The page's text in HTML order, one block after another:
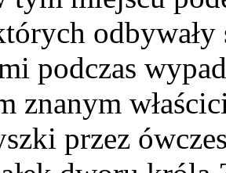
podczas
znanym
przez